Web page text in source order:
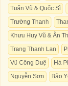
Tuấn Vũ & Quốc Sĩ
Trường Thanh
Khưu Huy Vũ & Ân
Trang Thanh Lan
Vũ Công Duệ
Hà
Nguyễn Sơn
Bảo